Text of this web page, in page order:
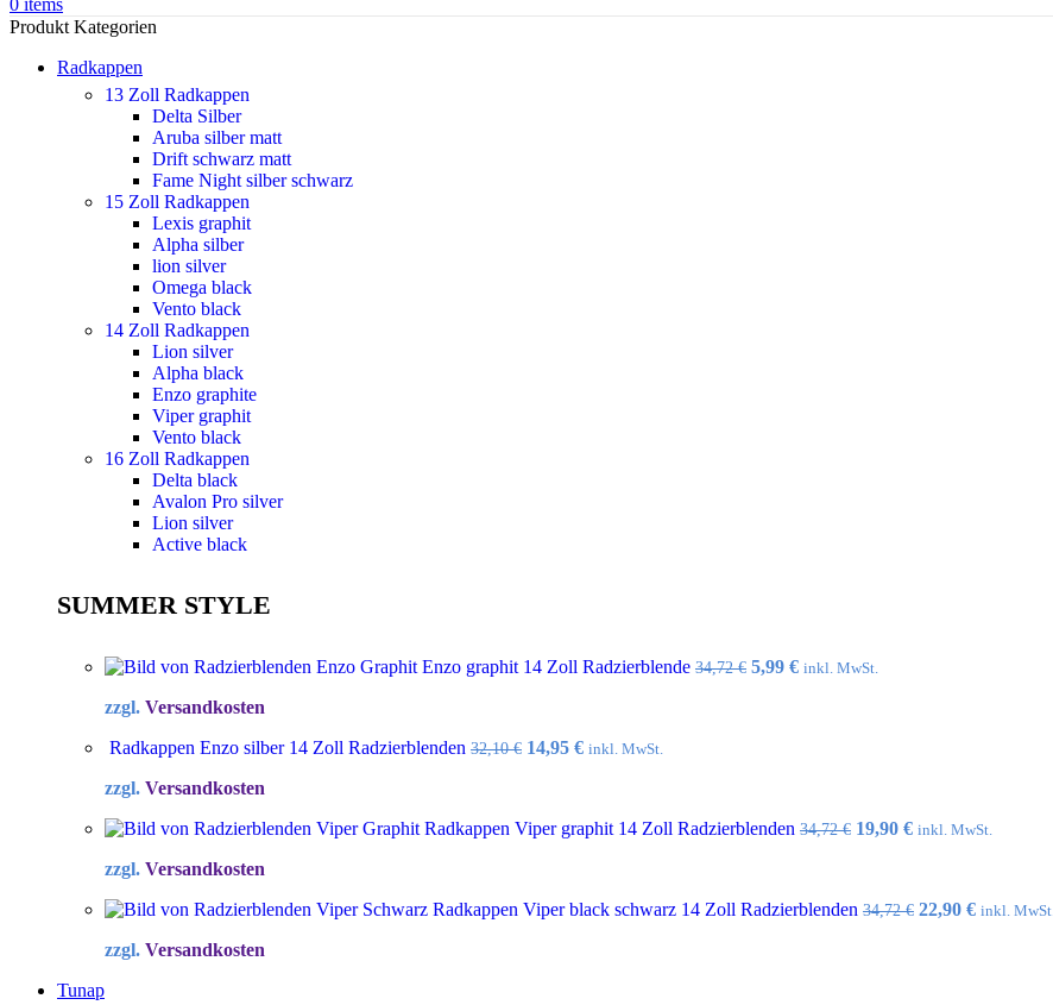
0 items
Produkt Kategorien
Radkappen
13 Zoll Radkappen
Delta Silber
Aruba silber matt
Drift schwarz matt
Fame Night silber schwarz
15 Zoll Radkappen
Lexis graphit
Alpha silber
lion silver
Omega black
Vento black
14 Zoll Radkappen
Lion silver
Alpha black
Enzo graphite
Viper graphit
Vento black
16 Zoll Radkappen
Delta black
Avalon Pro silver
Lion silver
Active black
SUMMER STYLE
Enzo graphit 14 Zoll Radzierblende 34,72€ Ursprünglicher
5,99 €Aktueller
inkl. MwSt.
zzgl. Versandkosten
Radkappen Enzo silber 14 Zoll Radzierblenden 32,10€ Ursprünglicher
14,95 €Aktueller
inkl. MwSt.
zzgl. Versandkosten
Radkappen Viper graphit 14 Zoll Radzierblenden 34,72€ Ursprünglicher
19,90 €Aktueller
inkl. MwSt.
zzgl. Versandkosten
Radkappen Viper black schwarz 14 Zoll Radzierblenden 34,72€ Ursprünglicher
22,90 €Aktueller
inkl. MwSt.
zzgl. Versandkosten
Tunap